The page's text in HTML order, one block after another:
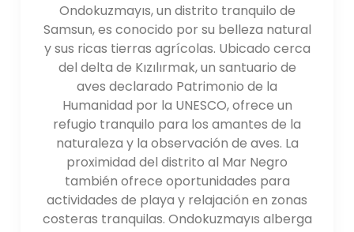
Ondokuzmayıs, un distrito tranquilo de
Samsun, es conocido por su belleza natural
y sus ricas tierras agrícolas. Ubicado cerca
del delta de Kızılırmak, un santuario de
aves declarado Patrimonio de la
Humanidad por la UNESCO, ofrece un
refugio tranquilo para los amantes de la
naturaleza y la observación de aves. La
proximidad del distrito al Mar Negro
también ofrece oportunidades para
actividades de playa y relajación en zonas
costeras tranquilas. Ondokuzmayıs alberga